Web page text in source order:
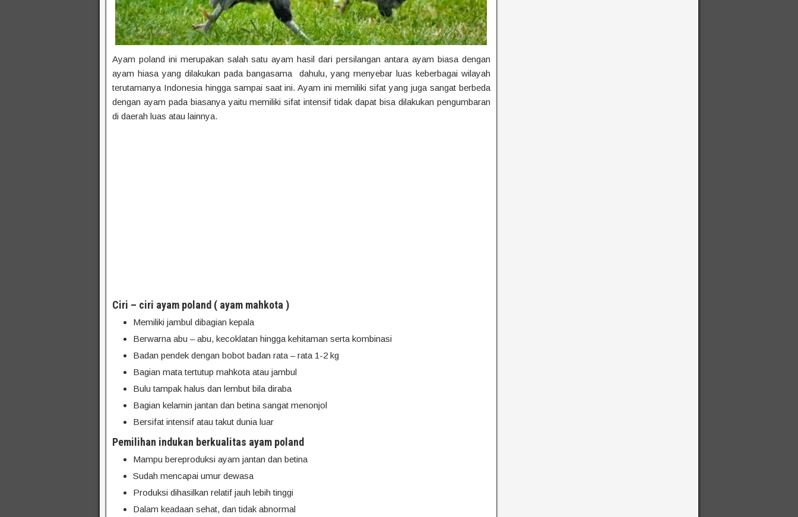
Ayam poland ini merupakan salah satu ayam hasil dari persilangan antara ayam biasa dengan
ayam hiasa yang dilakukan pada bangasama dahulu, yang menyebar luas keberbagai wilayah
terutamanya Indonesia hingga sampai saat ini. Ayam ini memiliki sifat yang juga sangat berbeda
dengan ayam pada biasanya yaitu memiliki sifat intensif tidak dapat bisa dilakukan pengumbaran
di daerah luas atau lainnya.
Ciri – ciri ayam poland ( ayam mahkota )
Memiliki jambul dibagian kepala
Berwarna abu – abu, kecoklatan hingga kehitaman serta kombinasi
Badan pendek dengan bobot badan rata – rata 1-2 kg
Bagian mata tertutup mahkota atau jambul
Bulu tampak halus dan lembut bila diraba
Bagian kelamin jantan dan betina sangat menonjol
Bersifat intensif atau takut dunia luar
Pemilihan indukan berkualitas ayam poland
Mampu bereproduksi ayam jantan dan betina
Sudah mencapai umur dewasa
Produksi dihasilkan relatif jauh lebih tinggi
Dalam keadaan sehat, dan tidak abnormal